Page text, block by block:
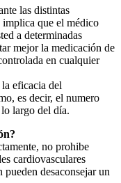
las distintas
que el médico
a determinadas
mejor la medicación de
en cualquier
eficacia del
es decir, el numero
largo del día.
no prohibe
cardiovasculares
pueden desaconsejar un